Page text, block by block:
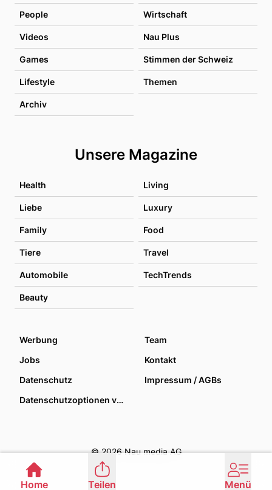
People Wirtschaft
Videos Nau Plus
Games Stimmen der Schweiz
Lifestyle Themen
Archiv
Unsere Magazine
Health Living
Liebe Luxury
Family Food
Tiere Travel
Automobile TechTrends
Beauty
Werbung
Team
Jobs
Kontakt
Datenschutz
Impressum / AGBs
Datenschutzoptionen verwalten
© 2026 Nau media AG
Home Teilen Menü